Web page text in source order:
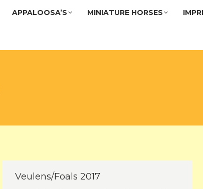
APPALOOSA’S MINIATURE HORSES
Veulens/Foals 2017
APPALOOSA’S MINIATURE HORSES